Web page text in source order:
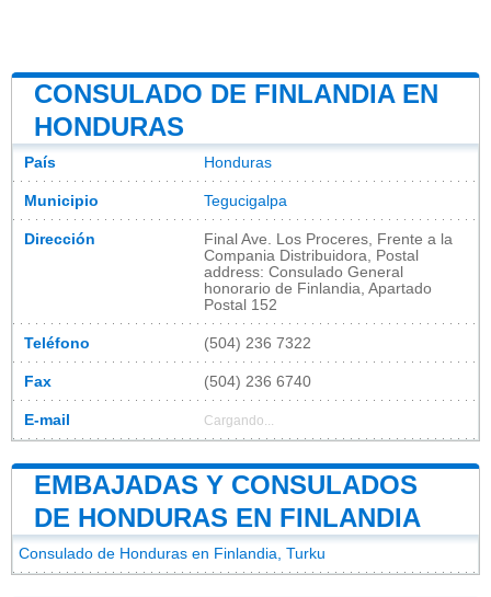
CONSULADO DE FINLANDIA EN
HONDURAS
País Honduras
Municipio Tegucigalpa
Dirección
Final Ave. Los Proceres, Frente a la
Compania Distribuidora, Postal
address: Consulado General
honorario de Finlandia, Apartado
Postal 152
Teléfono (504) 236 7322
Fax (504) 236 6740
E-mail Cargando...
EMBAJADAS Y CONSULADOS
DE HONDURAS EN FINLANDIA
Consulado de Honduras en Finlandia, Turku